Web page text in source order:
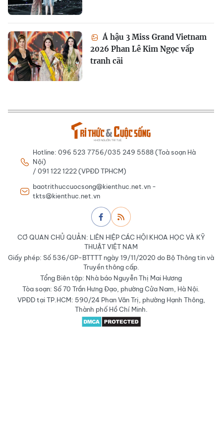
Á hậu 3 Miss Grand Vietnam
2026 Phan Lê Kim Ngọc vấp
tranh cãi
Hotline: 096 523 7756/035 249 5588 (Toà soạn Hà
Nội)
/ 091 122 1222 (VPĐD TPHCM)
baotrithuccuocsong@kienthuc.net.vn -
tkts@kienthuc.net.vn
CƠ QUAN CHỦ QUẢN: LIÊN HIỆP CÁC HỘI KHOA HỌC VÀ KỸ
THUẬT VIỆT NAM
Giấy phép: Số 536/GP-BTTTT ngày 19/11/2020 do Bộ Thông tin và
Truyền thông cấp.
Tổng Biên tập: Nhà báo Nguyễn Thị Mai Hương
Tòa soạn: Số 70 Trần Hưng Đạo, phường Cửa Nam, Hà Nội.
VPĐD tại TP.HCM: 590/24 Phan Văn Trị, phường Hạnh Thông,
Thành phố Hồ Chí Minh.